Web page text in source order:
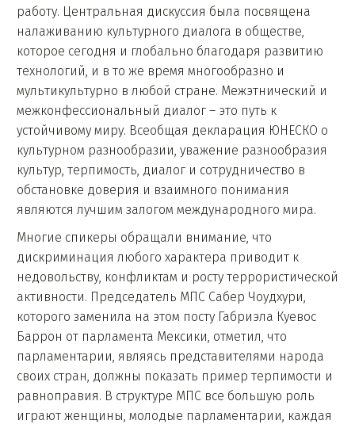
работу. Центральная дискуссия была посвящена
налаживанию культурного диалога в обществе,
которое сегодня и глобально благодаря развитию
технологий, и в то же время многообразно и
мультикультурно в любой стране. Межэтнический и
межконфессиональный диалог – это путь к
устойчивому миру. Всеобщая декларация ЮНЕСКО о
культурном разнообразии, уважение разнообразия
культур, терпимость, диалог и сотрудничество в
обстановке доверия и взаимного понимания
являются лучшим залогом международного мира.
Многие спикеры обращали внимание, что
дискриминация любого характера приводит к
недовольству, конфликтам и росту террористической
активности. Председатель МПС Сабер Чоудхури,
которого заменила на этом посту Габриэла Куевос
Баррон от парламента Мексики, отметил, что
парламентарии, являясь представителями народа
своих стран, должны показать пример терпимости и
равноправия. В структуре МПС все большую роль
играют женщины, молодые парламентарии, каждая